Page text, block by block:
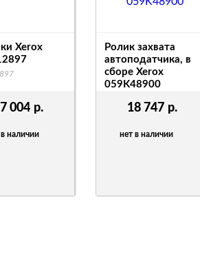
004 р.
наличии
Xerox
18 747 р.
нет в наличии
Ролик захвата
автоподатчика, в
сборе Xerox
059K48900